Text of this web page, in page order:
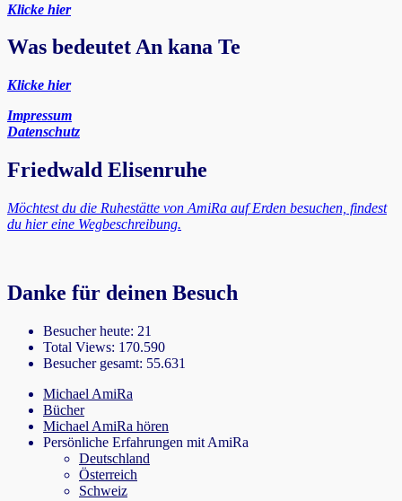
Klicke hier
Was bedeutet An kana Te
Klicke hier
Impressum
Datenschutz
Friedwald Elisenruhe
Möchtest du die Ruhestätte von AmiRa auf Erden besuchen, findest
du hier eine Wegbeschreibung.
Danke für deinen Besuch
Besucher heute: 21
Total Views: 170.590
Besucher gesamt: 55.631
Michael AmiRa
Bücher
Michael AmiRa hören
Persönliche Erfahrungen mit AmiRa
Deutschland
Österreich
Schweiz